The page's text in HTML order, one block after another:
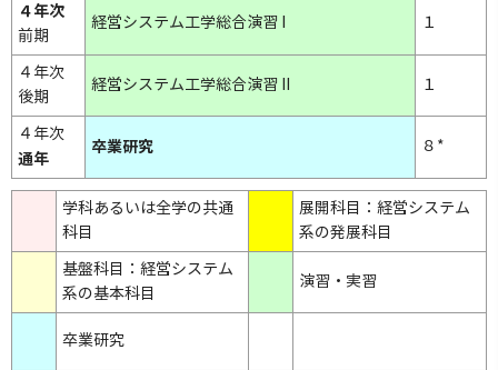
４年次
前期
経営システム工学総合演習 I １
４年次
後期
経営システム工学総合演習 II １
４年次
通年
卒業研究 ８*
学科あるいは全学の共通
科目
展開科目：経営システム
系の発展科目
基盤科目：経営システム
系の基本科目
演習・実習
卒業研究